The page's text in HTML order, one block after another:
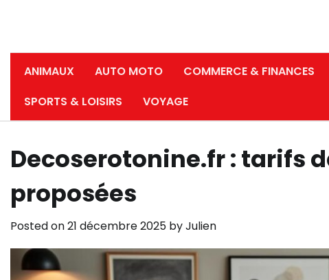
ANIMAUX AUTO MOTO COMMERCE & FINANCES
SPORTS & LOISIRS
VOYAGE
Decoserotonine.fr : tarifs
proposées
Posted on21 décembre 2025 byJulien